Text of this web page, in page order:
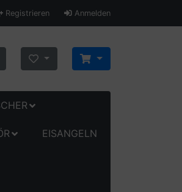
Registrieren Anmelden
EISANGELN